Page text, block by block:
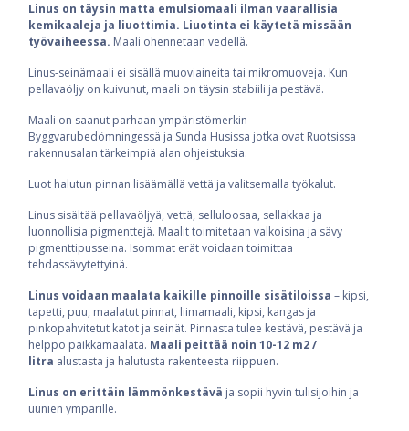
Linus on täysin matta emulsiomaali ilman vaarallisia
kemikaaleja ja liuottimia. Liuotinta ei käytetä missään
työvaiheessa. Maali ohennetaan vedellä.
Linus-seinämaali ei sisällä muoviaineita tai mikromuoveja. Kun
pellavaöljy on kuivunut, maali on täysin stabiili ja pestävä.
Maali on saanut parhaan ympäristömerkin
Byggvarubedömningessä ja Sunda Husissa jotka ovat Ruotsissa
rakennusalan tärkeimpiä alan ohjeistuksia.
Luot halutun pinnan lisäämällä vettä ja valitsemalla työkalut.
Linus sisältää pellavaöljyä, vettä, selluloosaa, sellakkaa ja
luonnollisia pigmenttejä. Maalit toimitetaan valkoisina ja sävy
pigmenttipusseina. Isommat erät voidaan toimittaa
tehdassävytettyinä.
Linus voidaan maalata kaikille pinnoille sisätiloissa – kipsi,
tapetti, puu, maalatut pinnat, liimamaali, kipsi, kangas ja
pinkopahvitetut katot ja seinät. Pinnasta tulee kestävä, pestävä ja
helppo paikkamaalata. Maali peittää noin 10-12 m2 /
litra alustasta ja halutusta rakenteesta riippuen.
Linus on erittäin lämmönkestävä ja sopii hyvin tulisijoihin ja
uunien ympärille.